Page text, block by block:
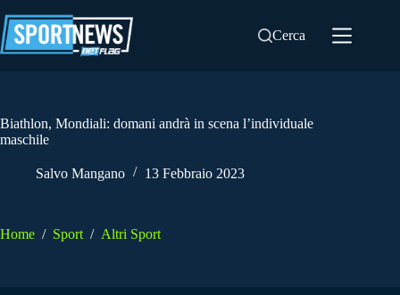
al
contenuto
Cerca
Biathlon, Mondiali: domani andrà in scena l’individuale
maschile
Salvo Mangano 13 Febbraio 2023
Home / Sport / Altri Sport